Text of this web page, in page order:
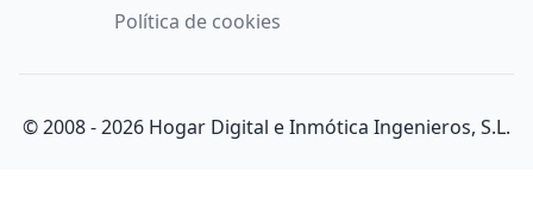
Política de cookies
© 2008 -2026 Hogar Digital e Inmótica Ingenieros, S.L.